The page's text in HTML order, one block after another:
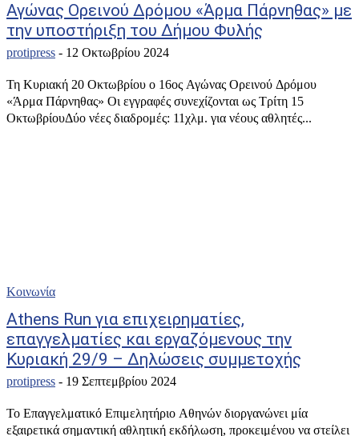
Αγώνας Ορεινού Δρόμου «Άρμα Πάρνηθας» με
την υποστήριξη του Δήμου Φυλής
protipress - 12 Οκτωβρίου 2024
Τη Κυριακή 20 Οκτωβρίου ο 16ος Αγώνας Ορεινού Δρόμου
«Άρμα Πάρνηθας» Οι εγγραφές συνεχίζονται ως Τρίτη 15
ΟκτωβρίουΔύο νέες διαδρομές: 11χλμ. για νέους αθλητές...
Κοινωνία
Athens Run για επιχειρηματίες,
επαγγελματίες και εργαζόμενους την
Κυριακή 29/9 – Δηλώσεις συμμετοχής
protipress - 19 Σεπτεμβρίου 2024
Το Επαγγελματικό Επιμελητήριο Αθηνών διοργανώνει μία
εξαιρετικά σημαντική αθλητική εκδήλωση, προκειμένου να στείλει